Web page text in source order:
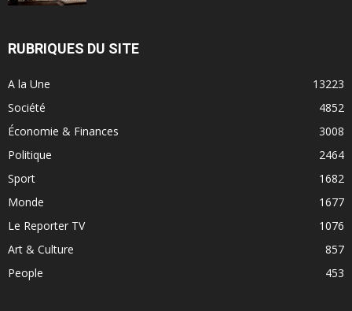
RUBRIQUES DU SITE
A la Une
13223
Société
4852
Économie & Finances
3008
Politique
2464
Sport
1682
Monde
1677
Le Reporter TV
1076
Art & Culture
857
People
453